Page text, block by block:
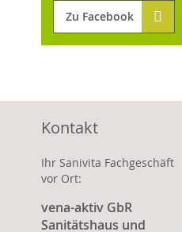
Zu Facebook
Kontakt
Ihr Sanivita Fachgeschäft
vor Ort:
vena-aktiv GbR
Sanitätshaus und